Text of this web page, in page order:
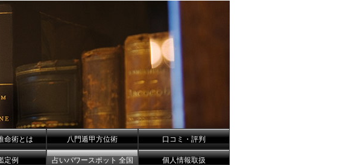
命術とは 八門遁甲方位術 口コミ・評判
定例 占いパワースポット 全国 個人情報取扱